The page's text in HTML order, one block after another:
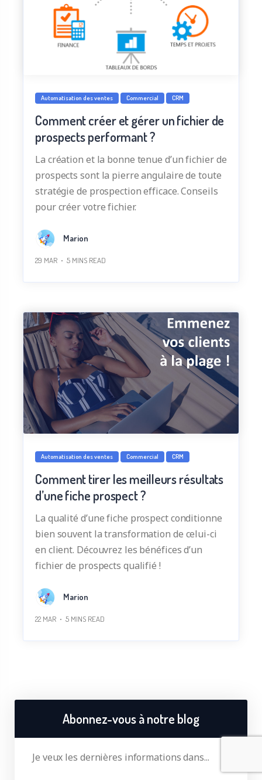
Automatisation des ventes Commercial CRM
Comment créer et gérer un fichier de
prospects performant ?
La création et la bonne tenue d’un fichier de
prospects sont la pierre angulaire de toute
stratégie de prospection efficace. Conseils
pour créer votre fichier.
Marion
29 MAR 5 MINS READ
Automatisation des ventes Commercial CRM
Comment tirer les meilleurs résultats
d’une fiche prospect ?
La qualité d’une fiche prospect conditionne
bien souvent la transformation de celui-ci
en client. Découvrez les bénéfices d’un
fichier de prospects qualifié !
Marion
22 MAR 5 MINS READ
Abonnez-vous à notre blog
Je veux les dernières informations dans...